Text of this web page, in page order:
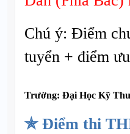
Chú ý: Điểm
tuyển + điểm
Trường: Đại Học Kỹ
✯ Điểm thi